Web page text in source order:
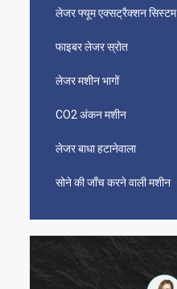
लेजर फ्यूम एक्सट्रैक्शन सिस्टम
फाइबर लेजर स्रोत
लेजर मशीन भागों
CO2 अंकन मशीन
लेजर बाधा हटानेवाला
सोने की जाँच करने वाली मशीन